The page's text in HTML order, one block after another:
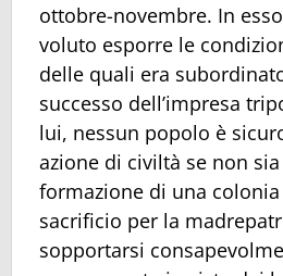
ottobre-novembre. In esso
voluto esporre le
delle quali era
successo dell’impresa
lui, nessun popolo è
azione di civiltà se non
formazione di una
sacrificio per la
sopportarsi